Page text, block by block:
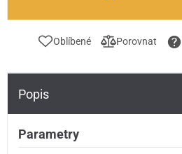
Oblíbené Porovnat
Popis
Parametry